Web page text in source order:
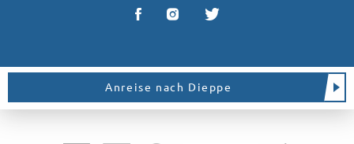
Anreise nach Dieppe